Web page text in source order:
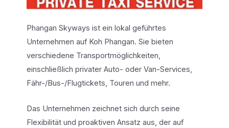
Phangan Skyways ist ein lokal geführtes
Unternehmen auf Koh Phangan. Sie bieten
verschiedene Transportmöglichkeiten,
einschließlich privater Auto- oder Van-Services,
Fähr-/Bus-/Flugtickets, Touren und mehr.
Das Unternehmen zeichnet sich durch seine
Flexibilität und proaktiven Ansatz aus, der auf